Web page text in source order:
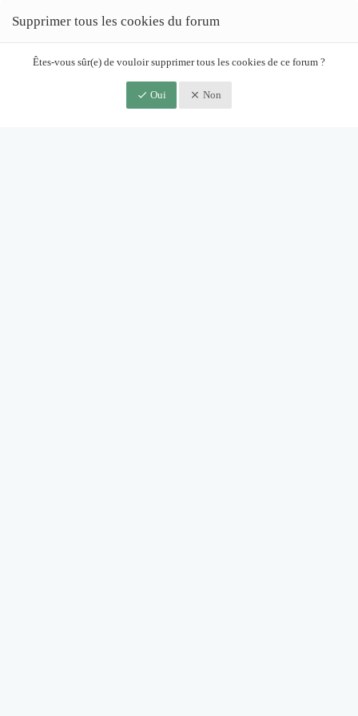
Supprimer tous les cookies du forum
Êtes-vous sûr(e) de vouloir supprimer tous les cookies de ce forum ?
Oui Non